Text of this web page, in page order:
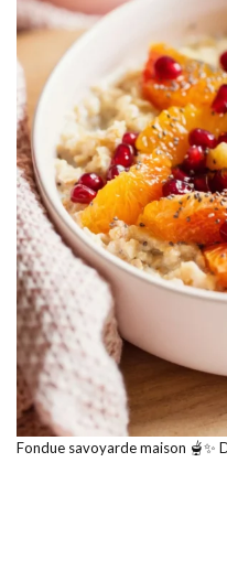
Fondue savoyarde maison 🫕✨